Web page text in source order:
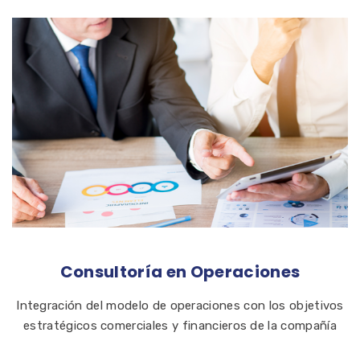
Consultoría en Operaciones
Integración del modelo de operaciones con los objetivos
estratégicos comerciales y financieros de la compañía